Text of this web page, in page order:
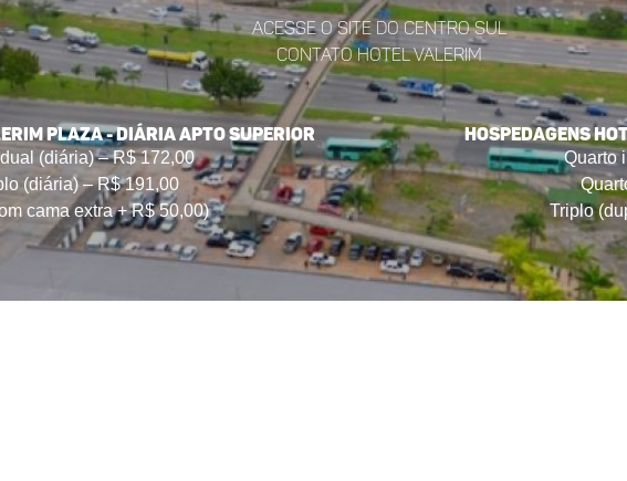
Acesse o site do Centro Sul
Contato Hotel Valerim
PLAZA - Diária Apto Superior
(diária) – R$ 172,00
(diária) – R$ 191,00
cama extra + R$ 50,00)
HOSPEDAGENS
Quarto
Triplo